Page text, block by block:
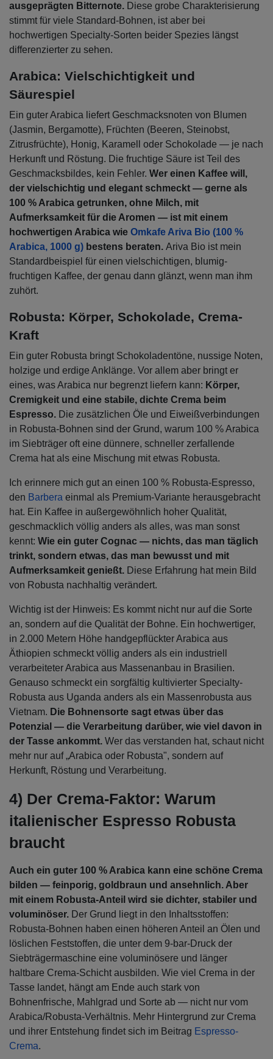
ausgeprägten Bitternote. Diese grobe Charakterisierung
stimmt für viele Standard-Bohnen, ist aber bei
hochwertigen Specialty-Sorten beider Spezies längst
differenzierter zu sehen.
Arabica: Vielschichtigkeit und
Säurespiel
Ein guter Arabica liefert Geschmacksnoten von Blumen
(Jasmin, Bergamotte), Früchten (Beeren, Steinobst,
Zitrusfrüchte), Honig, Karamell oder Schokolade — je nach
Herkunft und Röstung. Die fruchtige Säure ist Teil des
Geschmacksbildes, kein Fehler. Wer einen Kaffee will,
der vielschichtig und elegant schmeckt — gerne als
100 % Arabica getrunken, ohne Milch, mit
Aufmerksamkeit für die Aromen — ist mit einem
hochwertigen Arabica wie Omkafe Ariva Bio (100 %
Arabica, 1000 g) bestens beraten. Ariva Bio ist mein
Standardbeispiel für einen vielschichtigen, blumig-
fruchtigen Kaffee, der genau dann glänzt, wenn man ihm
zuhört.
Robusta: Körper, Schokolade, Crema-
Kraft
Ein guter Robusta bringt Schokoladentöne, nussige Noten,
holzige und erdige Anklänge. Vor allem aber bringt er
eines, was Arabica nur begrenzt liefern kann: Körper,
Cremigkeit und eine stabile, dichte Crema beim
Espresso. Die zusätzlichen Öle und Eiweißverbindungen
in Robusta-Bohnen sind der Grund, warum 100 % Arabica
im Siebträger oft eine dünnere, schneller zerfallende
Crema hat als eine Mischung mit etwas Robusta.
Ich erinnere mich gut an einen 100 % Robusta-Espresso,
den Barbera einmal als Premium-Variante herausgebracht
hat. Ein Kaffee in außergewöhnlich hoher Qualität,
geschmacklich völlig anders als alles, was man sonst
kennt: Wie ein guter Cognac — nichts, das man täglich
trinkt, sondern etwas, das man bewusst und mit
Aufmerksamkeit genießt. Diese Erfahrung hat mein Bild
von Robusta nachhaltig verändert.
Wichtig ist der Hinweis: Es kommt nicht nur auf die Sorte
an, sondern auf die Qualität der Bohne. Ein hochwertiger,
in 2.000 Metern Höhe handgepflückter Arabica aus
Äthiopien schmeckt völlig anders als ein industriell
verarbeiteter Arabica aus Massenanbau in Brasilien.
Genauso schmeckt ein sorgfältig kultivierter Specialty-
Robusta aus Uganda anders als ein Massenrobusta aus
Vietnam. Die Bohnensorte sagt etwas über das
Potenzial — die Verarbeitung darüber, wie viel davon in
der Tasse ankommt. Wer das verstanden hat, schaut nicht
mehr nur auf „Arabica oder Robusta", sondern auf
Herkunft, Röstung und Verarbeitung.
4) Der Crema-Faktor: Warum
italienischer Espresso Robusta
braucht
Auch ein guter 100 % Arabica kann eine schöne Crema
bilden — feinporig, goldbraun und ansehnlich. Aber
mit einem Robusta-Anteil wird sie dichter, stabiler und
voluminöser. Der Grund liegt in den Inhaltsstoffen:
Robusta-Bohnen haben einen höheren Anteil an Ölen und
löslichen Feststoffen, die unter dem 9-bar-Druck der
Siebträgermaschine eine voluminösere und länger
haltbare Crema-Schicht ausbilden. Wie viel Crema in der
Tasse landet, hängt am Ende auch stark von
Bohnenfrische, Mahlgrad und Sorte ab — nicht nur vom
Arabica/Robusta-Verhältnis. Mehr Hintergrund zur Crema
und ihrer Entstehung findet sich im Beitrag Espresso-
Crema.